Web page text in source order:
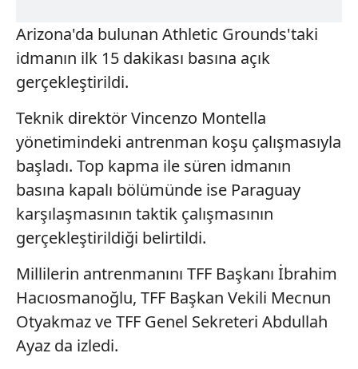
Arizona'da bulunan Athletic Grounds'taki
idmanın ilk 15 dakikası basına açık
gerçekleştirildi.
Teknik direktör Vincenzo Montella
yönetimindeki antrenman koşu çalışmasıyla
başladı. Top kapma ile süren idmanın
basına kapalı bölümünde ise Paraguay
karşılaşmasının taktik çalışmasının
gerçekleştirildiği belirtildi.
Millilerin antrenmanını TFF Başkanı İbrahim
Hacıosmanoğlu, TFF Başkan Vekili Mecnun
Otyakmaz ve TFF Genel Sekreteri Abdullah
Ayaz da izledi.